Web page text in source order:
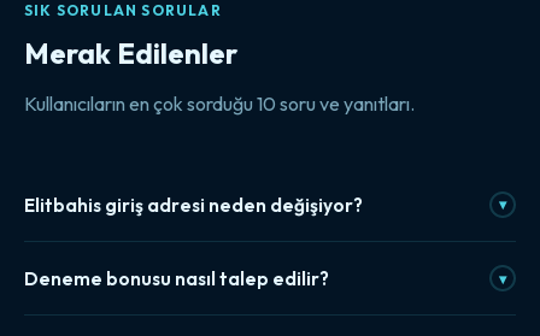
SIK SORULAN SORULAR
Merak Edilenler
Kullanıcıların en çok sorduğu 10 soru ve yanıtları.
Elitbahis giriş adresi neden değişiyor? ▾
olarak yeni alan adları kullanıyor. Bu durum, sitenin kapandığı
anlamına gelmiyor. Güncel erişim bağlantısı bu sayfada her
Deneme bonusu nasıl talep edilir? ▾